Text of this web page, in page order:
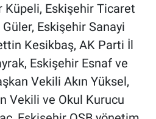
Küpeli, Eskişehir Ticaret
Güler, Eskişehir Sanayi
Kesikbaş, AK Parti İl
Eskişehir Esnaf ve
Vekili Akın Yüksel,
Vekili ve Okul Kurucu